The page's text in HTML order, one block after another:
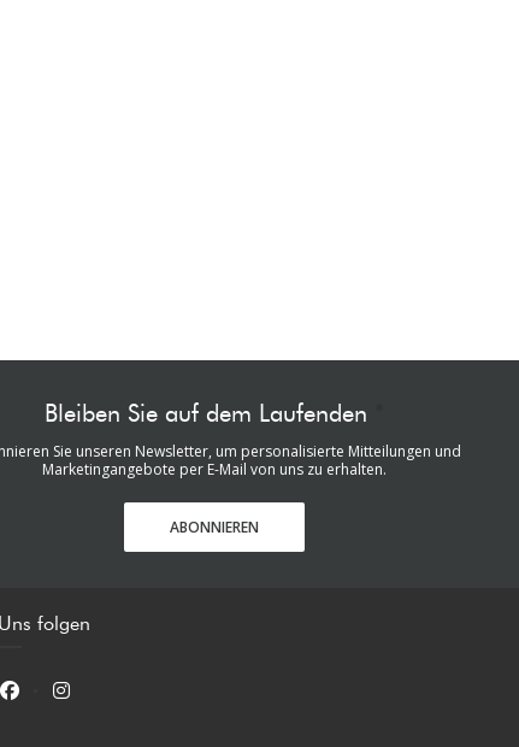
Bleiben Sie auf dem Laufenden
Sie unseren Newsletter, um personalisierte Mitteilungen und
Marketingangebote per E-Mail von uns zu erhalten.
ABONNIEREN
Uns folgen
Facebook ((öffnet ein neues Fenster))
Instagram ((öffnet ein neues Fenster))